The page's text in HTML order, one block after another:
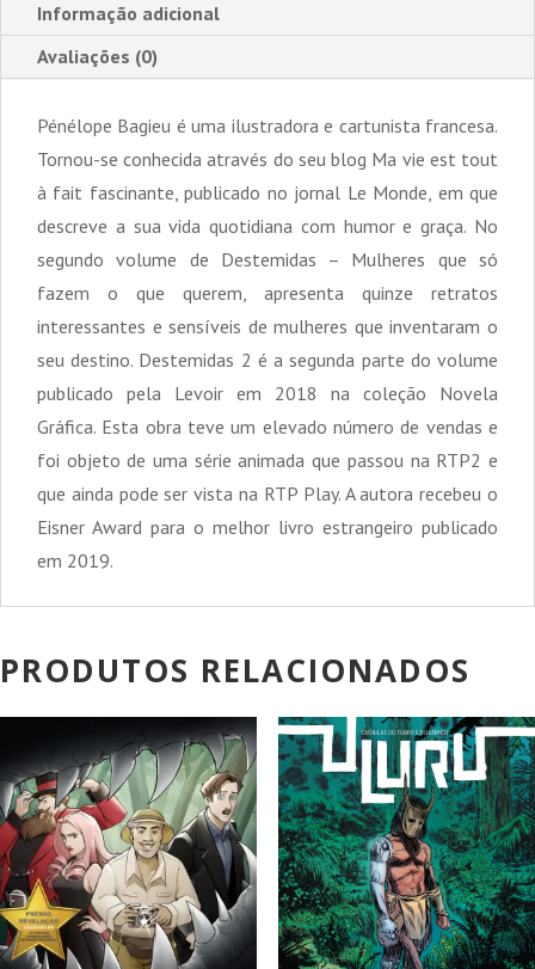
Informação adicional
Avaliações (0)
Pénélope Bagieu é uma ilustradora e cartunista francesa.
Tornou-se conhecida através do seu blog Ma vie est tout
à fait fascinante, publicado no jornal Le Monde, em que
descreve a sua vida quotidiana com humor e graça. No
segundo volume de Destemidas – Mulheres que só
fazem o que querem, apresenta quinze retratos
interessantes e sensíveis de mulheres que inventaram o
seu destino. Destemidas 2 é a segunda parte do volume
publicado pela Levoir em 2018 na coleção Novela
Gráfica. Esta obra teve um elevado número de vendas e
foi objeto de uma série animada que passou na RTP2 e
que ainda pode ser vista na RTP Play. A autora recebeu o
Eisner Award para o melhor livro estrangeiro publicado
em 2019.
PRODUTOS RELACIONADOS
PROMOÇÃO! PROMOÇÃO!